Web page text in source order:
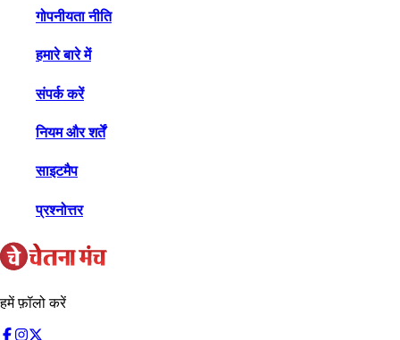
गोपनीयता नीति
हमारे बारे में
संपर्क करें
नियम और शर्तें
साइटमैप
प्रश्नोत्तर
हमें फ़ॉलो करें